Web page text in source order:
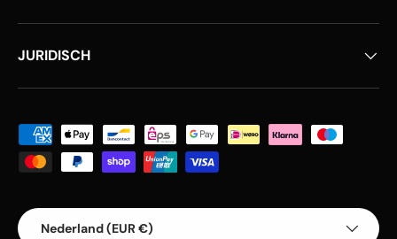
JURIDISCH
Geaccepteerde betaalmethoden
Land/Regio
Nederland (EUR €)